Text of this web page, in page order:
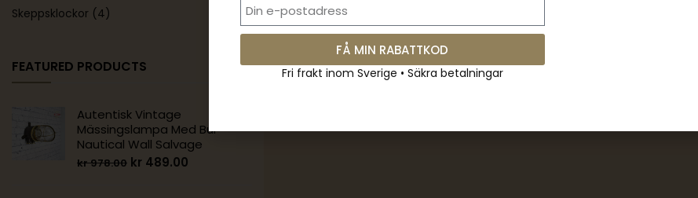
Skeppsklockor (4)
FEATURED PRODUCTS
Autentisk Vintage
Mässingslampa Med Bur –
Nautical Wall Salvage
kr978.00 kr 489.00
FÅ MIN RABATTKOD
Fri frakt inom Sverige • Säkra betalningar